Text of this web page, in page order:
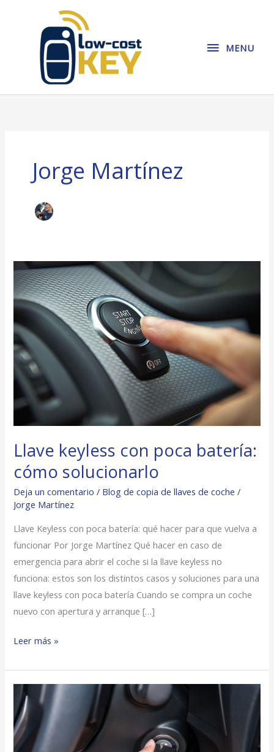
contenido
MENU
Jorge Martínez
Llave keyless con poca batería:
cómo solucionarlo
Deja un comentario / Blog de copia de llaves de coche /
Jorge Martínez
Llave Keyless con poca batería: qué hacer para que vuelva a
funcionar Por Jorge Martínez Qué hacer en caso de
emergencia para abrir el coche si la llave keyless no
funciona: estos son los distintos casos y soluciones para una
llave keyless con poca batería Cuando se compra un coche
nuevo con apertura y arranque […]
Llave
keyless
con
batería:
cómo
solucionarlo
Leer más »
Qué
hacer
cuando
no